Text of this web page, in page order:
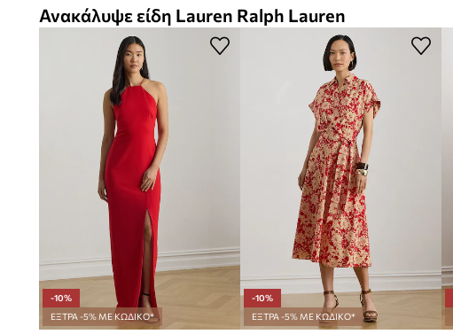
Ανακάλυψε είδη Lauren Ralph Lauren
-10%
ΕΞΤΡΑ -5% ΜΕ ΚΩΔΙΚΟ*
-10%
ΕΞΤΡΑ -5% ΜΕ ΚΩΔΙΚΟ*